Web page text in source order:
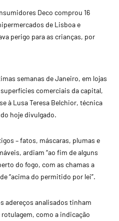
Deco comprou 16
de Lisboa e
perigo para as crianças, por
semanas de Janeiro, em lojas
comerciais da capital,
à Lusa Teresa Belchior, técnica
hoje divulgado.
– fatos, máscaras, plumas e
ardiam “ao fim de alguns
do fogo, com as chamas a
“acima do permitido por lei”.
adereços analisados tinham
como a indicação